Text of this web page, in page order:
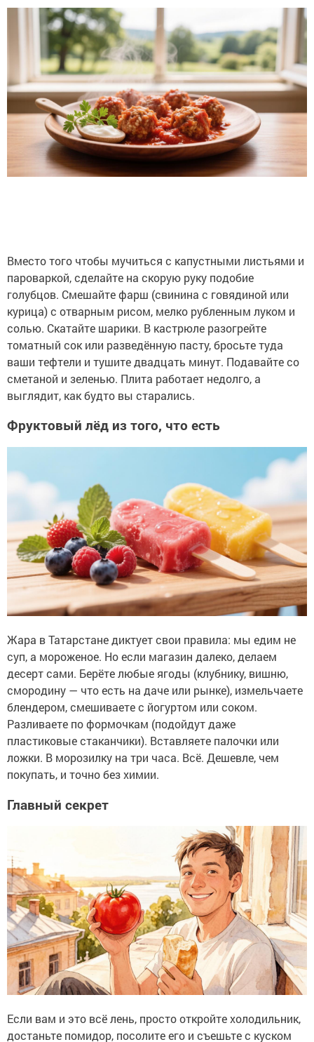
Вместо того чтобы мучиться с капустными листьями и
пароваркой, сделайте на скорую руку подобие
голубцов. Смешайте фарш (свинина с говядиной или
курица) с отварным рисом, мелко рубленным луком и
солью. Скатайте шарики. В кастрюле разогрейте
томатный сок или разведённую пасту, бросьте туда
ваши тефтели и тушите двадцать минут. Подавайте со
сметаной и зеленью. Плита работает недолго, а
выглядит, как будто вы старались.
Фруктовый лёд из того, что есть
Жара в Татарстане диктует свои правила: мы едим не
суп, а мороженое. Но если магазин далеко, делаем
десерт сами. Берёте любые ягоды (клубнику, вишню,
смородину — что есть на даче или рынке), измельчаете
блендером, смешиваете с йогуртом или соком.
Разливаете по формочкам (подойдут даже
пластиковые стаканчики). Вставляете палочки или
ложки. В морозилку на три часа. Всё. Дешевле, чем
покупать, и точно без химии.
Главный секрет
Если вам и это всё лень, просто откройте холодильник,
достаньте помидор, посолите его и съешьте с куском